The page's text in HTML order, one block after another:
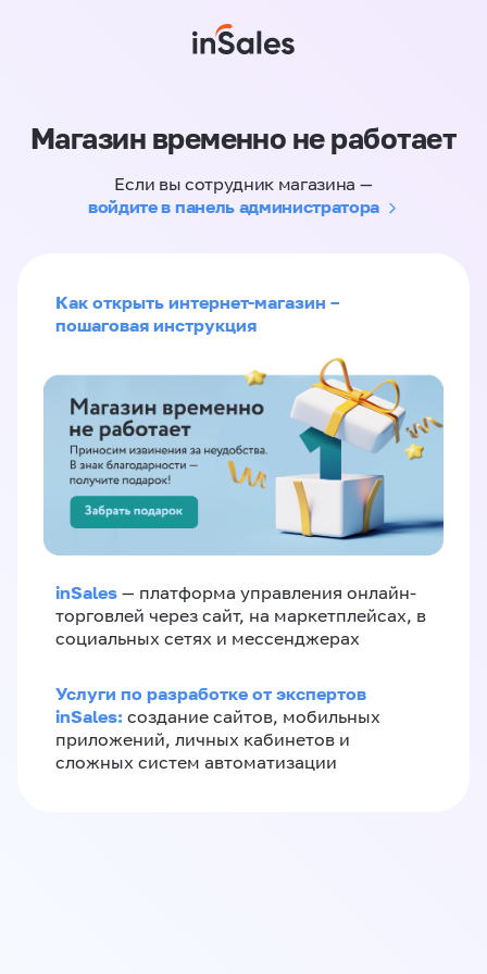
Магазин временно не работает
Если вы сотрудник магазина —
войдите в панель администратора
Как открыть интернет-магазин –
пошаговая инструкция
inSales — платформа управления онлайн-
торговлей через сайт, на маркетплейсах, в
социальных сетях и мессенджерах
Услуги по разработке от экспертов
inSales: создание сайтов, мобильных
приложений, личных кабинетов и
сложных систем автоматизации